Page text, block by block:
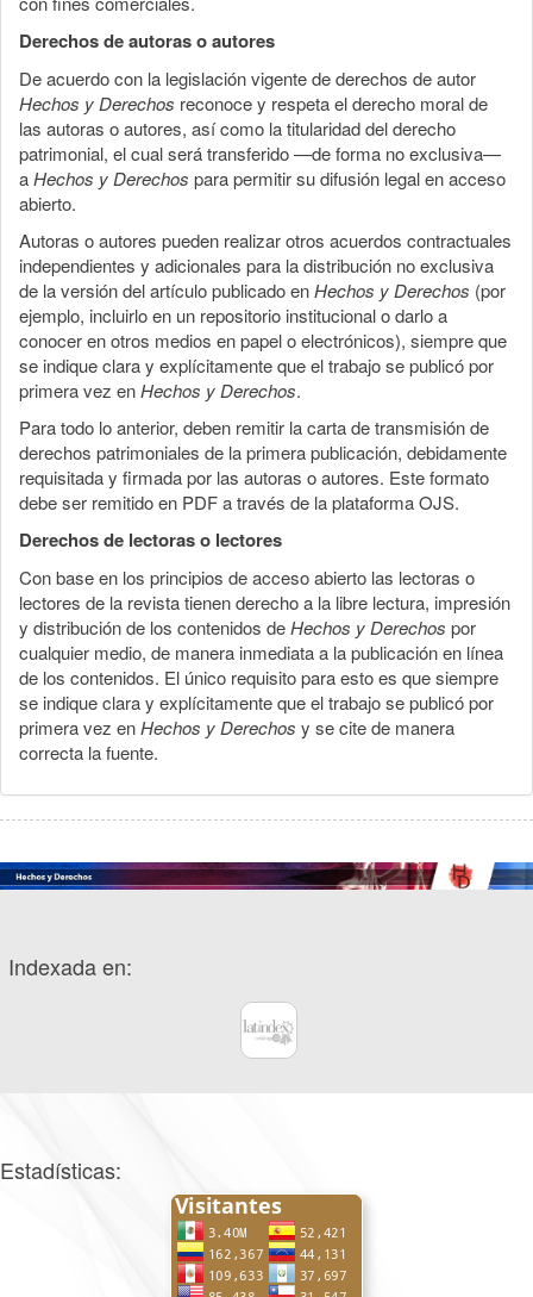
Derechos de autoras o autores
De acuerdo con la legislación vigente de derechos de autor
Hechos y Derechos reconoce y respeta el derecho moral de
las autoras o autores, así como la titularidad del derecho
patrimonial, el cual será transferido —de forma no exclusiva—
aHechos y Derechos para permitir su difusión legal en acceso
abierto.
Autoras o autores pueden realizar otros acuerdos contractuales
independientes y adicionales para la distribución no exclusiva
de la versión del artículo publicado enHechos y Derechos (por
ejemplo, incluirlo en un repositorio institucional o darlo a
conocer en otros medios en papel o electrónicos), siempre que
se indique clara y explícitamente que el trabajo se publicó por
primera vez enHechos y Derechos.
Para todo lo anterior, deben remitir la carta de transmisión de
derechos patrimoniales de la primera publicación, debidamente
requisitada y firmada por las autoras o autores. Este formato
debe ser remitido en PDF a través de la plataforma OJS.
Derechos de lectoras o lectores
Con base en los principios de acceso abierto las lectoras o
lectores de la revista tienen derecho a la libre lectura, impresión
y distribución de los contenidos deHechos y Derechos por
cualquier medio, de manera inmediata a la publicación en línea
de los contenidos. El único requisito para esto es que siempre
se indique clara y explícitamente que el trabajo se publicó por
primera vez enHechos y Derechos y se cite de manera
correcta la fuente.
Indexada en:
Estadísticas: